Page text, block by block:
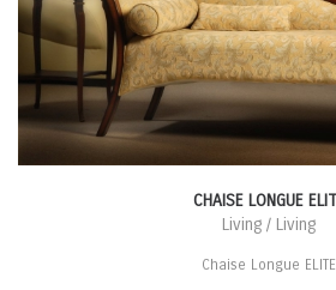
CHAISE LONGUE
Living / Living
Chaise Longue ELITE